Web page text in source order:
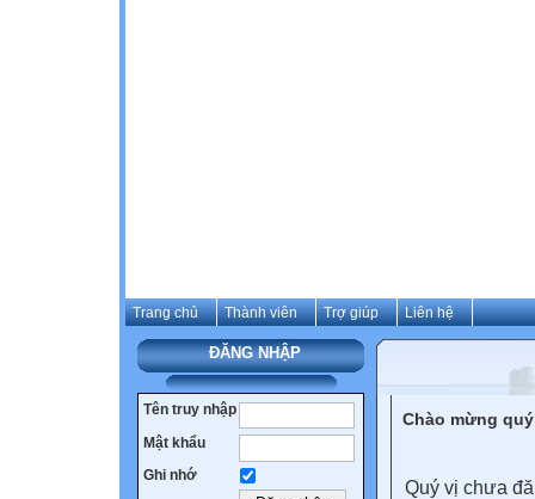
Trang chủ Thành viên Trợ giúp Liên hệ
ĐĂNG NHẬP
Tên truy nhập
Mật khẩu
Ghi nhớ
Chào mừng
Quý vị chưa